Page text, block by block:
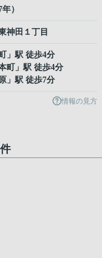
）
神田 １丁目
」駅 徒歩4分
町
」駅 徒歩4分
」駅 徒歩7分
情報の見方